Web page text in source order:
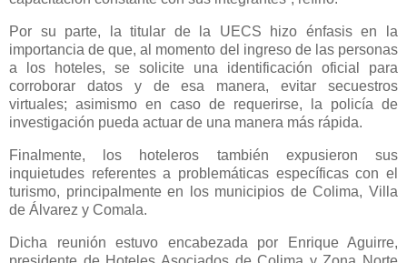
Por su parte, la titular de la UECS hizo énfasis en la
importancia de que, al momento del ingreso de las personas
a los hoteles, se solicite una identificación oficial para
corroborar datos y de esa manera, evitar secuestros
virtuales; asimismo en caso de requerirse, la policía de
investigación pueda actuar de una manera más rápida.
Finalmente, los hoteleros también expusieron sus
inquietudes referentes a problemáticas específicas con el
turismo, principalmente en los municipios de Colima, Villa
de Álvarez y Comala.
Dicha reunión estuvo encabezada por Enrique Aguirre,